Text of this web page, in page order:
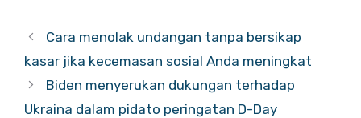
Cara menolak undangan tanpa bersikap
kasar jika kecemasan sosial Anda meningkat
Biden menyerukan dukungan terhadap
Ukraina dalam pidato peringatan D-Day